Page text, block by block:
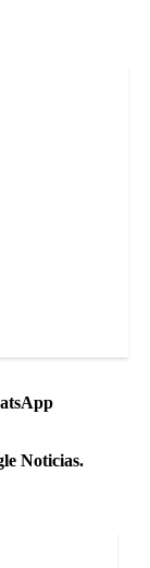
Noticias.